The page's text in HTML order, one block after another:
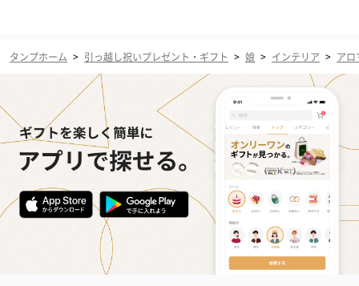
タンプホーム > 引っ越し祝いプレゼント・ギフト > 娘 > インテリア > アロ